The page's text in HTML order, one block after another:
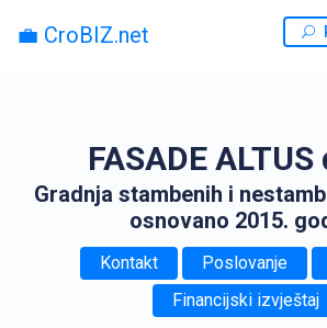
💼 CroBIZ.net
FASADE ALTUS
Gradnja stambenih i
osnovano 2015.
Kontakt Poslovanje
Financijski izvještaj